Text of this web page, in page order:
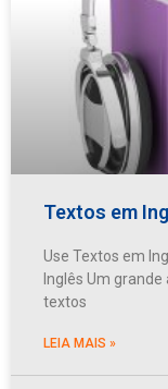
Textos em
Use Textos em
Inglês Um
textos
LEIA MAIS »